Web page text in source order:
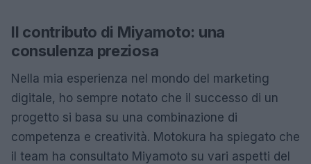
Il contributo di Miyamoto: una
consulenza preziosa
Nella mia esperienza nel mondo del marketing
digitale, ho sempre notato che il successo di un
progetto si basa su una combinazione di
competenza e creatività. Motokura ha spiegato che
il team ha consultato Miyamoto su vari aspetti del